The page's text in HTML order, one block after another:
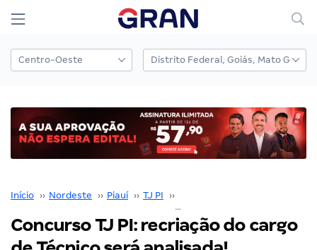
Início ›› Nordeste ›› Piauí ›› TJ PI ››
Concurso TJ PI: recriação do cargo